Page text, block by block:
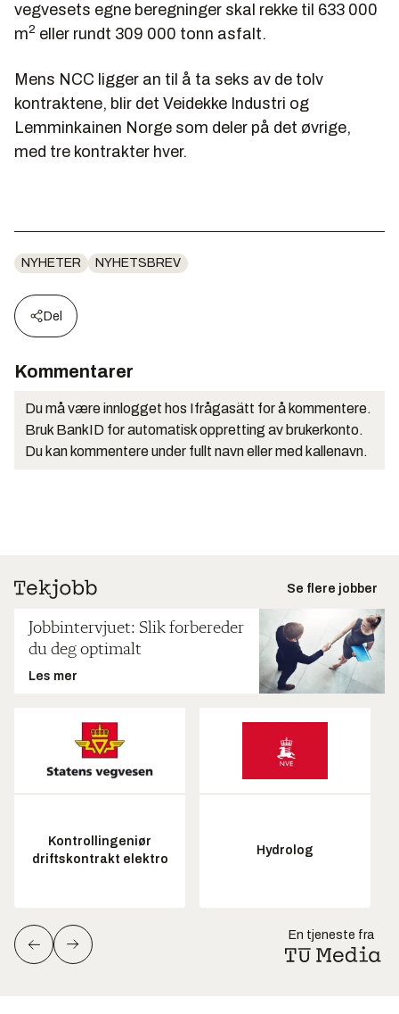
vegvesets egne beregninger skal rekke til 633 000
m2 eller rundt 309 000 tonn asfalt.
Mens NCC ligger an til å ta seks av de tolv
kontraktene, blir det Veidekke Industri og
Lemminkainen Norge som deler på det øvrige,
med tre kontrakter hver.
NYHETER NYHETSBREV
Del
Kommentarer
Du må være innlogget hos Ifrågasätt for å kommentere.
Bruk BankID for automatisk oppretting av brukerkonto.
Du kan kommentere under fullt navn eller med kallenavn.
Se flere jobber
Jobbintervjuet: Slik forbereder
du deg optimalt
Les mer
Kontrollingeniør
driftskontrakt elektro
Hydrolog
En tjeneste fra